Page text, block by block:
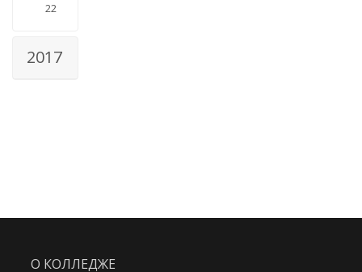
22
2017
О КОЛЛЕДЖЕ